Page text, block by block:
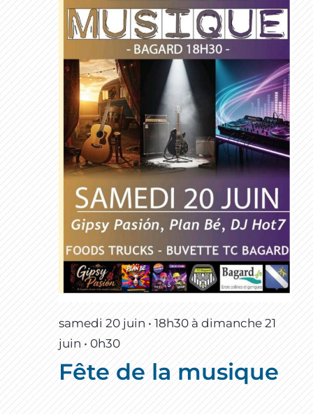
samedi 20 juin • 18h30 à dimanche 21
juin • 0h30
Fête de la musique